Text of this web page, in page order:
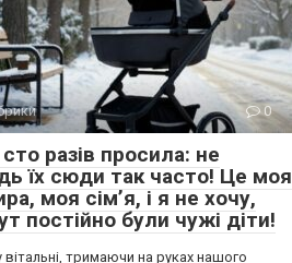
0
разів просила: не
їх сюди так часто! Це моя
моя сім’я, і я не хочу,
постійно були чужі діти!
вітальні, тримаючи на руках нашого